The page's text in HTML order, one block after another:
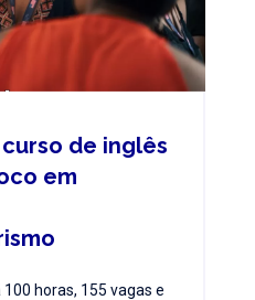
de inglês
em
horas, 155 vagas e